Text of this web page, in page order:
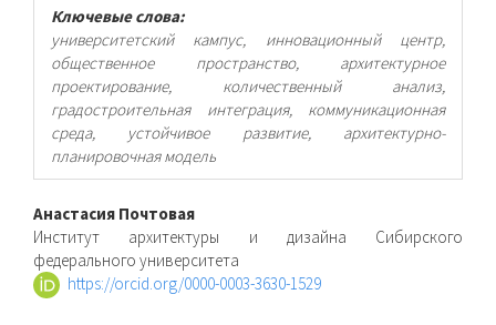
Ключевые слова:
университетский кампус, инновационный центр,
общественное пространство, архитектурное
проектирование, количественный анализ,
градостроительная интеграция, коммуникационная
среда, устойчивое развитие, архитектурно-
планировочная модель
Основное
содержимое
статьи
Анастасия Почтовая
Институт архитектуры и дизайна Сибирского
федерального университета
https://orcid.org/0000-0003-3630-1529